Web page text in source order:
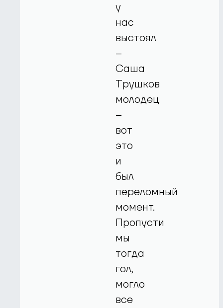
у
нас
выстоял
–
Саша
Трушков
молодец
–
вот
это
и
был
переломный
момент.
Пропусти
мы
тогда
гол,
могло
все